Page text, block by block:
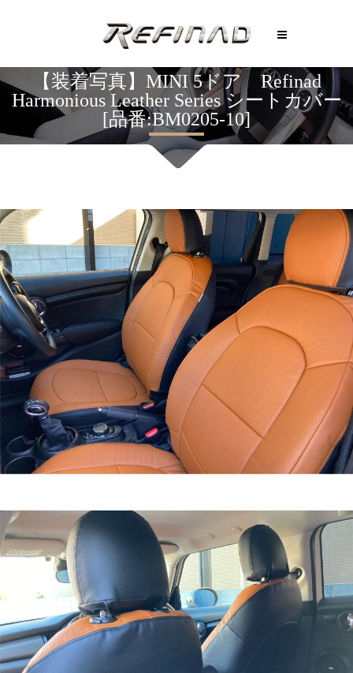
【装着写真】MINI 5ドア Refinad
Harmonious Leather Series シートカバー
[品番:BM0205-10]